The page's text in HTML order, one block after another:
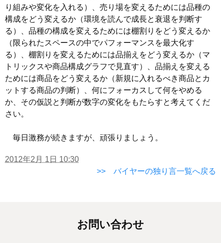
り組みや変化を入れる）、売り場を変えるためには品種の
構成をどう変えるか（環境を読んで成長と衰退を判断す
る）、品種の構成を変えるためには棚割りをどう変えるか
（限られたスペースの中でパフォーマンスを最大化す
る）、棚割りを変えるためには品揃えをどう変えるか（マ
トリックスや商品構成グラフで見直す）、品揃えを変える
ためには商品をどう変えるか（新規に入れるべき商品とカ
ットする商品の判断）、何にフォーカスして何をやめる
か、その仮説と判断が数字の変化をもたらすと考えてくだ
さい。
毎日激務が続きますが、頑張りましょう。
2012年2月 1日 10:30
>> バイヤーの独り言一覧へ戻る
お問い合わせ